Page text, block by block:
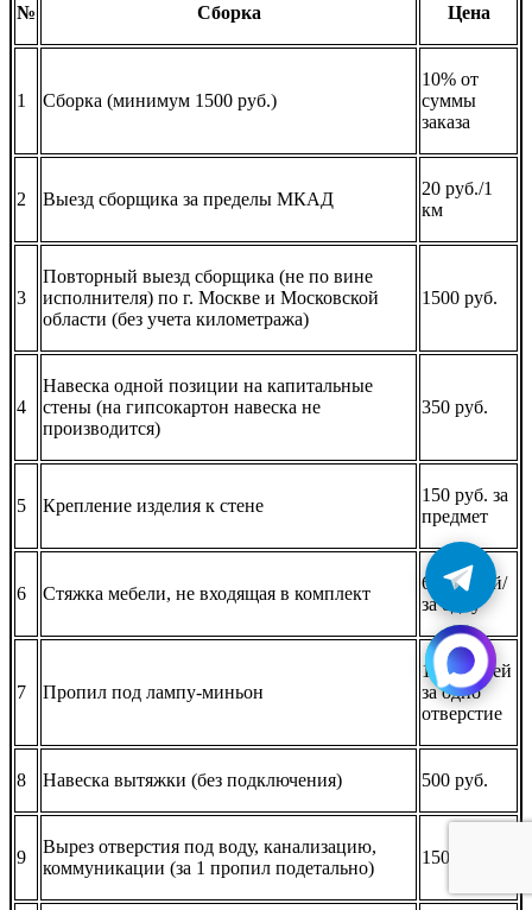
№ Сборка Цена
1 Сборка (минимум 1500 руб.)
10% от
суммы
заказа
2 Выезд сборщика за пределы МКАД
20 руб./1
км
3
Повторный выезд сборщика (не по вине
исполнителя) по г. Москве и Московской
области (без учета километража)
1500 руб.
4
Навеска одной позиции на капитальные
стены (на гипсокартон навеска не
производится)
350 руб.
5 Крепление изделия к стене
150 руб. за
предмет
6 Стяжка мебели, не входящая в комплект
60 рублей/
за одну
7 Пропил под лампу-миньон
100 рублей
за одно
отверстие
8 Навеска вытяжки (без подключения) 500 руб.
9
Вырез отверстия под воду, канализацию,
коммуникации (за 1 пропил подетально)
150 руб.